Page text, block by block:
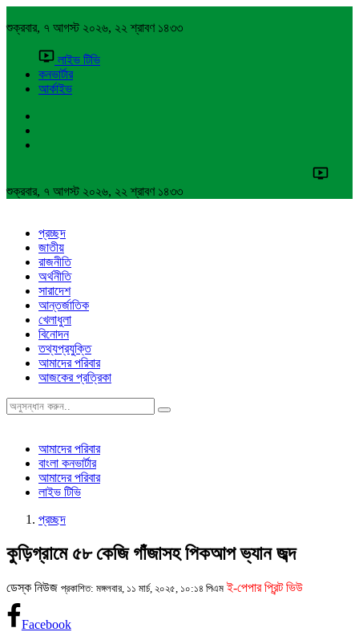
শুক্রবার, ৭ আগস্ট ২০২৬, ২২ শ্রাবণ ১৪৩৩
লাইভ টিভি
কনভার্টার
আর্কাইভ
শুক্রবার, ৭ আগস্ট ২০২৬, ২২ শ্রাবণ ১৪৩৩
প্রচ্ছদ
জাতীয়
রাজনীতি
অর্থনীতি
সারাদেশ
আন্তর্জাতিক
খেলাধুলা
বিনোদন
তথ্যপ্রযুক্তি
আমাদের পরিবার
আজকের প্রত্রিকা
আমাদের পরিবার
বাংলা কনভার্টার
আমাদের পরিবার
লাইভ টিভি
প্রচ্ছদ
কুড়িগ্রামে ৫৮ কেজি গাঁজাসহ পিকআপ ভ্যান জব্দ
ডেস্ক নিউজ প্রকাশিত: মঙ্গলবার, ১১ মার্চ, ২০২৫, ১০:১৪ পিএম ই-পেপার প্রিন্ট ভিউ
Facebook